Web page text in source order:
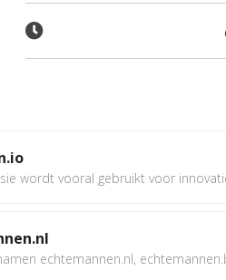
wordt vooral gebruikt voor
echtemannen.nl,